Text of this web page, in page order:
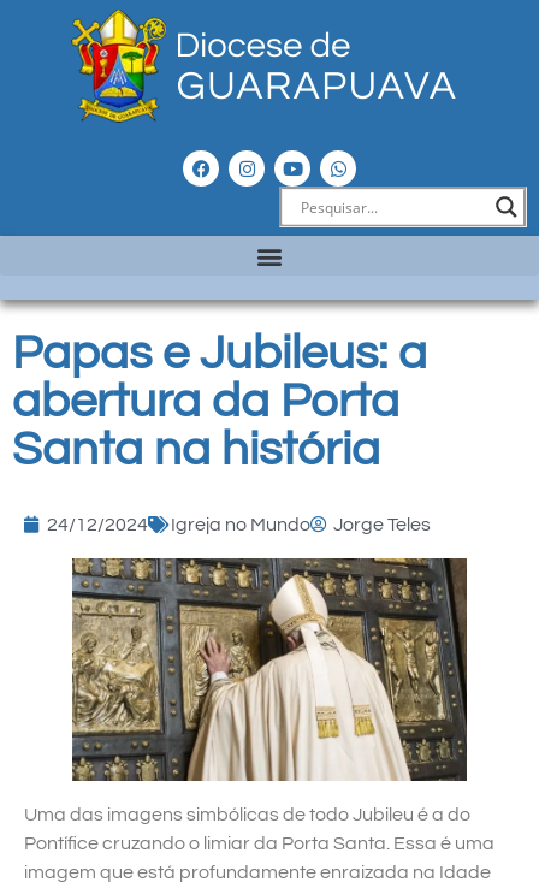
Papas e Jubileus: a
abertura da Porta
Santa na história
24/12/2024 Igreja no Mundo Jorge Teles
Uma das imagens simbólicas de todo Jubileu é a do
Pontífice cruzando o limiar da Porta Santa. Essa é uma
imagem que está profundamente enraizada na Idade